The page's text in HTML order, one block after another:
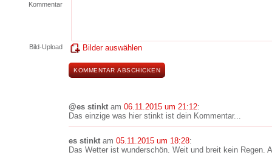
Kommentar
Bild-Upload Bilder auswählen
@es stinkt am 06.11.2015 um 21:12:
Das einzige was hier stinkt ist dein Kommentar...
es stinkt am 05.11.2015 um 18:28:
Das Wetter ist wunderschön. Weit und breit kein Regen.